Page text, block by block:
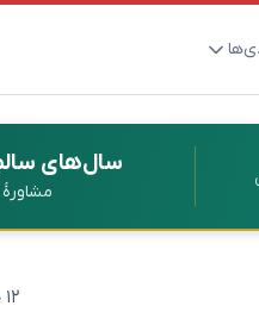
و طول عمر
سال‌های
مشاورهٔ معارفهٔ ۱۵
۱۲ خرداد ۱۴۰۵